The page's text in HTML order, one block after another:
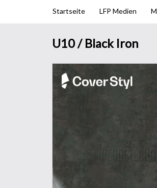
Startseite LFP Medien
U10 / Black Iron